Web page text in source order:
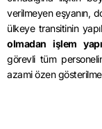
verilmeyen eşyanın,
ülkeye transitinin
olmadan işlem
görevli tüm
azami özen